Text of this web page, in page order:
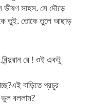
ভীষণ সাহস. সে দৌড়ে
কে তুই. তোকে তুলে আছাড়
রে ! ওই একটু
বাড়িতে প্রচুর
বললাম?